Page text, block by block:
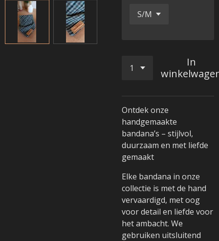
In
Ontdek onze
handgemaakte
bandana’s – stijlvol,
duurzaam en met liefde
gemaakt
Elke bandana in onze
collectie is met de hand
vervaardigd, met oog
voor detail en liefde voor
het ambacht. We
gebruiken uitsluitend